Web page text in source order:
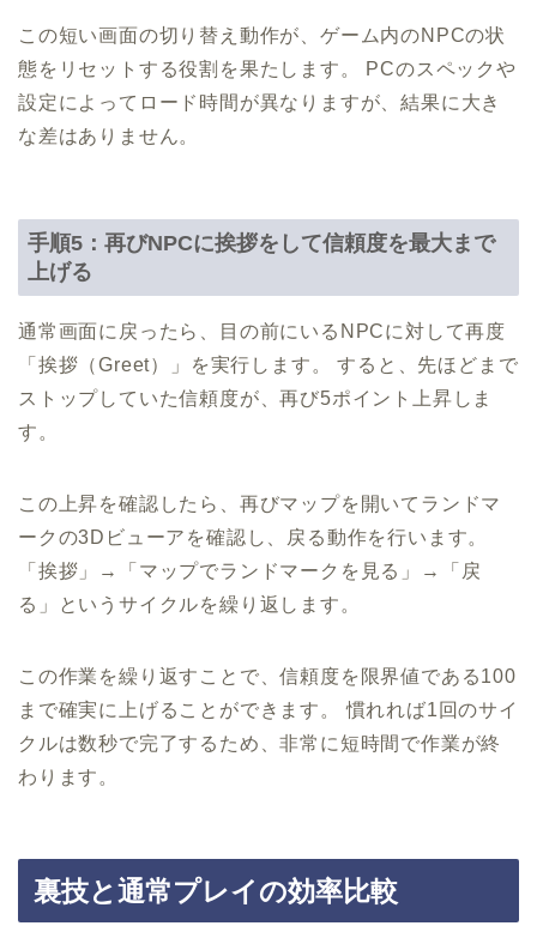
この短い画面の切り替え動作が、ゲーム内のNPCの状
態をリセットする役割を果たします。 PCのスペックや
設定によってロード時間が異なりますが、結果に大き
な差はありません。
手順5：再びNPCに挨拶をして信頼度を最大まで
上げる
通常画面に戻ったら、目の前にいるNPCに対して再度
「挨拶（Greet）」を実行します。 すると、先ほどまで
ストップしていた信頼度が、再び5ポイント上昇しま
す。
この上昇を確認したら、再びマップを開いてランドマ
ークの3Dビューアを確認し、戻る動作を行います。
「挨拶」→「マップでランドマークを見る」→「戻
る」というサイクルを繰り返します。
この作業を繰り返すことで、信頼度を限界値である100
まで確実に上げることができます。 慣れれば1回のサイ
クルは数秒で完了するため、非常に短時間で作業が終
わります。
裏技と通常プレイの効率比較